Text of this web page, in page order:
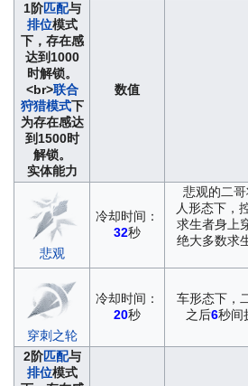
1阶匹配与
排位模式
下，存在感
达到1000
时解锁。
<br>联合
狩猎模式下
为存在感达
到1500时
解锁。
实体能力
数值
悲观
冷却时间：
32秒
悲观的二哥
人形态下，
求生者身上
绝大多数求
穿刺之轮
冷却时间：
20秒
车形态下，
之后6秒间
2阶匹配与
排位模式